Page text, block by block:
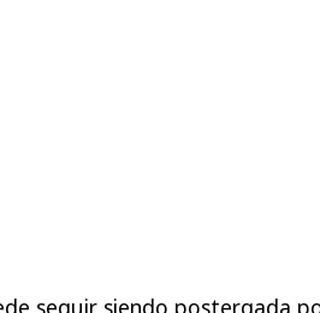
seguir siendo postergada